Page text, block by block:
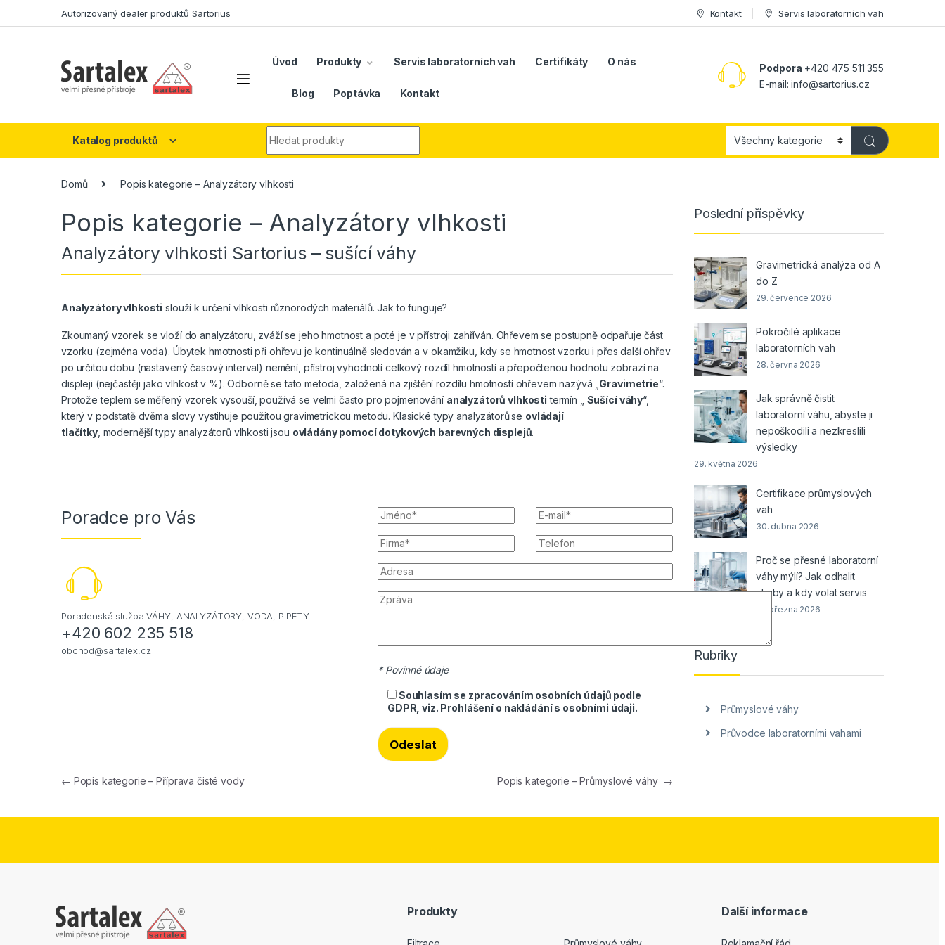
Autorizovaný dealer produktů Sartorius Kontakt Servis laboratorních vah
Úvod Produkty Servis laboratorních vah Certifikáty O nás
Blog Poptávka Kontakt
Podpora +420 475 511 355
E-mail:info@sartorius.cz
Katalog produktů
Domů Popis kategorie – Analyzátory vlhkosti
Popis kategorie – Analyzátory vlhkosti
Analyzátory vlhkosti Sartorius – sušící váhy
Analyzátory vlhkosti slouží k určení vlhkosti různorodých materiálů. Jak to funguje?
Zkoumaný vzorek se vloží do analyzátoru, zváží se jeho hmotnost a poté je v přístroji zahříván. Ohřevem se postupně odpařuje část
vzorku (zejména voda). Úbytek hmotnosti při ohřevu je kontinuálně sledován a v okamžiku, kdy se hmotnost vzorku i přes další ohřev
po určitou dobu (nastavený časový interval) nemění, přístroj vyhodnotí celkový rozdíl hmotností a přepočtenou hodnotu zobrazí na
displeji (nejčastěji jako vlhkost v %). Odborně se tato metoda, založená na zjištění rozdílu hmotností ohřevem nazývá „ Gravimetrie“.
Protože teplem se měřený vzorek vysouší, používá se velmi často pro pojmenování analyzátorů vlhkosti termín „ Sušící váhy“,
který v podstatě dvěma slovy vystihuje použitou gravimetrickou metodu. Klasické typy analyzátorůse ovládají
tlačítky, modernější typy analyzátorů vlhkosti jsou ovládány pomocí dotykových barevných displejů.
Poradce pro Vás
Poradenská služba VÁHY, ANALYZÁTORY, VODA, PIPETY
+420 602 235 518
obchod@sartalex.cz
* Povinné údaje
Souhlasím se zpracováním osobních údajů podle
GDPR, viz. Prohlášení o nakládání s osobními údaji.
Navigace pro příspěvek
← Popis kategorie – Příprava čisté vody Popis kategorie – Průmyslové váhy →
Poslední příspěvky
Gravimetrická analýza od A
do Z
29. července 2026
Pokročilé aplikace
laboratorních vah
28. června 2026
Jak správně čistit
laboratorní váhu, abyste ji
nepoškodili a nezkreslili
výsledky
29. května 2026
Certifikace průmyslových
vah
30. dubna 2026
Proč se přesné laboratorní
váhy mýlí? Jak odhalit
chyby a kdy volat servis
31. března 2026
Rubriky
Průmyslové váhy
Průvodce laboratorními vahami
Produkty Další informace